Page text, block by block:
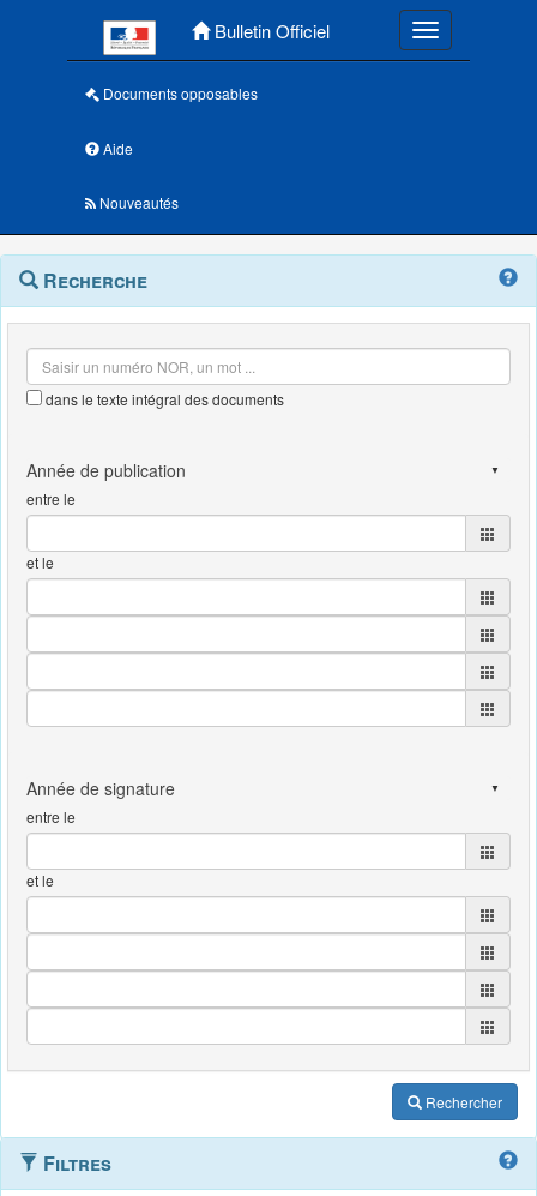
Bulletin Officiel Toggle
Documents opposables
Aide
Nouveautés
Navigation
outils
Menu
contextuel
Recherche
dans le texte intégral des documents
entre le
et le
entre le
et le
Rechercher
Filtres